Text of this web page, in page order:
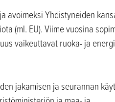
avoimeksi Yhdistyneiden
(ml. EU). Viime vuosina
vaikeuttavat ruoka- ja
jakamisen ja seurannan